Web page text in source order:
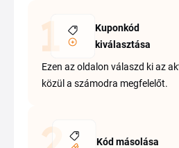
Kuponkód
kiválasztása
Ezen az oldalon válaszd ki az
közül a számodra megfelelőt.
Kód másolása